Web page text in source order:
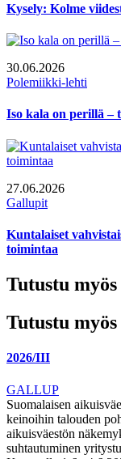
Kysely: Kolme
30.06.2026
Polemiikki-lehti
Iso kala on perillä –
27.06.2026
Gallupit
Kuntalaiset
toimintaa
Tutustu
Tutustu
2026/III
GALLUP
Suomalaisen
keinoihin talouden
aikuisväestön
suhtautuminen